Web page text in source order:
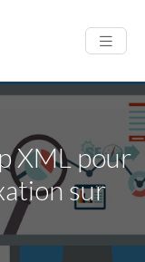
XML pour
sur